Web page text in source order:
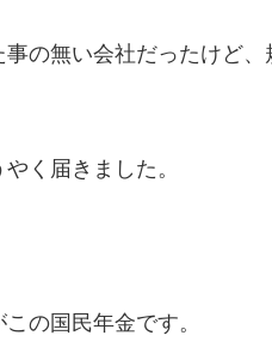
無い会社だったけど、
く届きました。
の国民年金です。